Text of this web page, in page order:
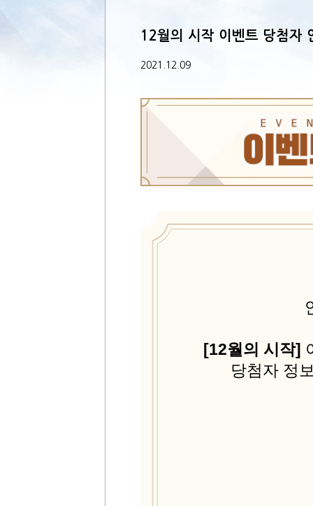
12월의 시작 이벤트 당첨자
2021.12.09
[12월의 시작]
당첨자 정